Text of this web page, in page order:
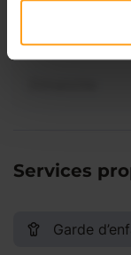
Services
Garde